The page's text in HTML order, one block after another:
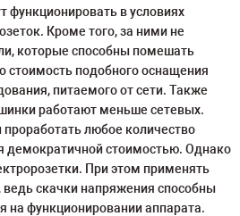
функционировать в условиях
Кроме того, за ними не
которые способны помешать
стоимость подобного оснащения
питаемого от сети. Также
работают меньше сетевых.
любое количество
демократичной стоимостью. Однако
При этом применять
ведь скачки напряжения способны
на функционировании аппарата.